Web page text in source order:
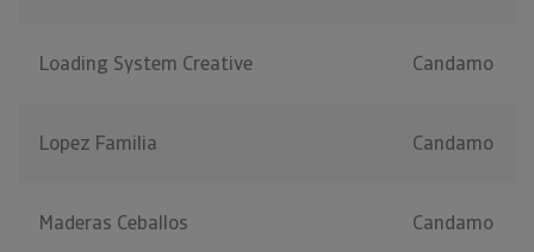
Loading System Creative Candamo
Lopez Familia Candamo
Maderas Ceballos Candamo